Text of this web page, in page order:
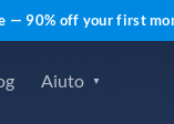
— 90% off your first
Aiuto